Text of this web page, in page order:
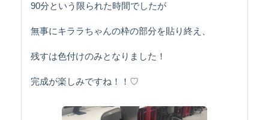
90分という限られた時間でしたが
無事にキララちゃんの枠の部分を貼り終え、
残すは色付けのみとなりました！
完成が楽しみですね！！♡